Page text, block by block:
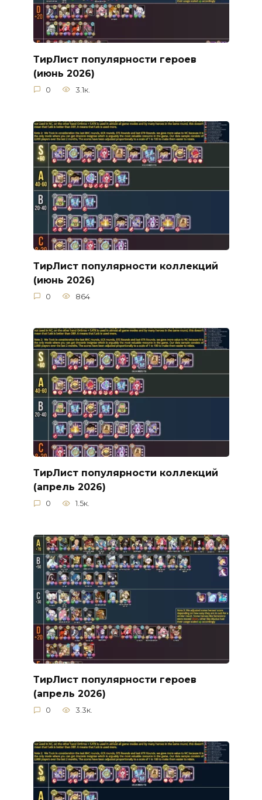
ТирЛист популярности героев
(июнь 2026)
0 3.1к.
ТирЛист популярности коллекций
(июнь 2026)
0 864
ТирЛист популярности коллекций
(апрель 2026)
0 1.5к.
ТирЛист популярности героев
(апрель 2026)
0 3.3к.